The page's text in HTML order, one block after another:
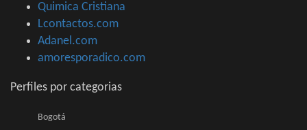
Quimica Cristiana
Lcontactos.com
Adanel.com
amoresporadico.com
Perfiles por categorias
Bogotá